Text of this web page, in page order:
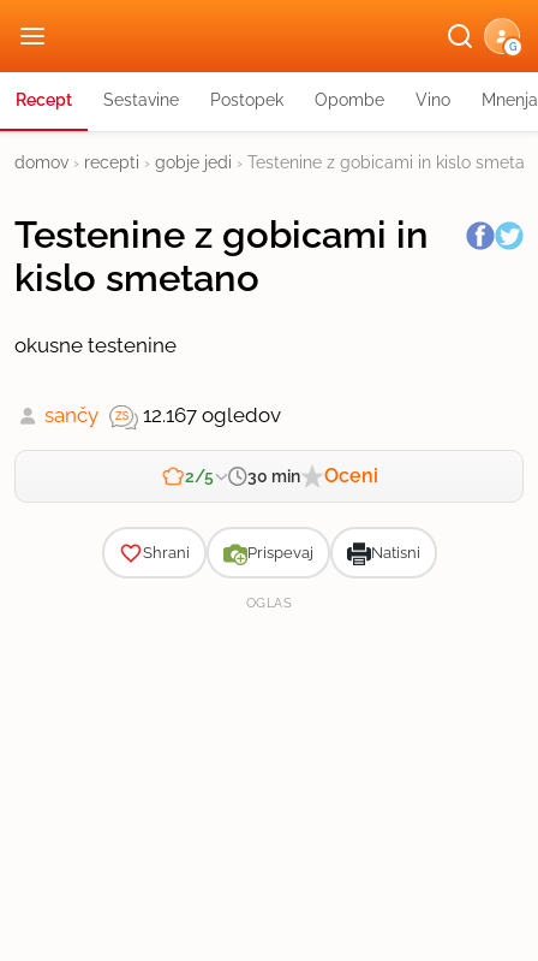
G
Recept Sestavine Postopek Opombe Vino Mnenja
domov › recepti › gobje jedi › Testenine z gobicami in kislo
Testenine z gobicami in
kislo smetano
okusne testenine
sančy 12.167 ogledov
2/5 30 min Oceni
Shrani Prispevaj Natisni
OGLAS